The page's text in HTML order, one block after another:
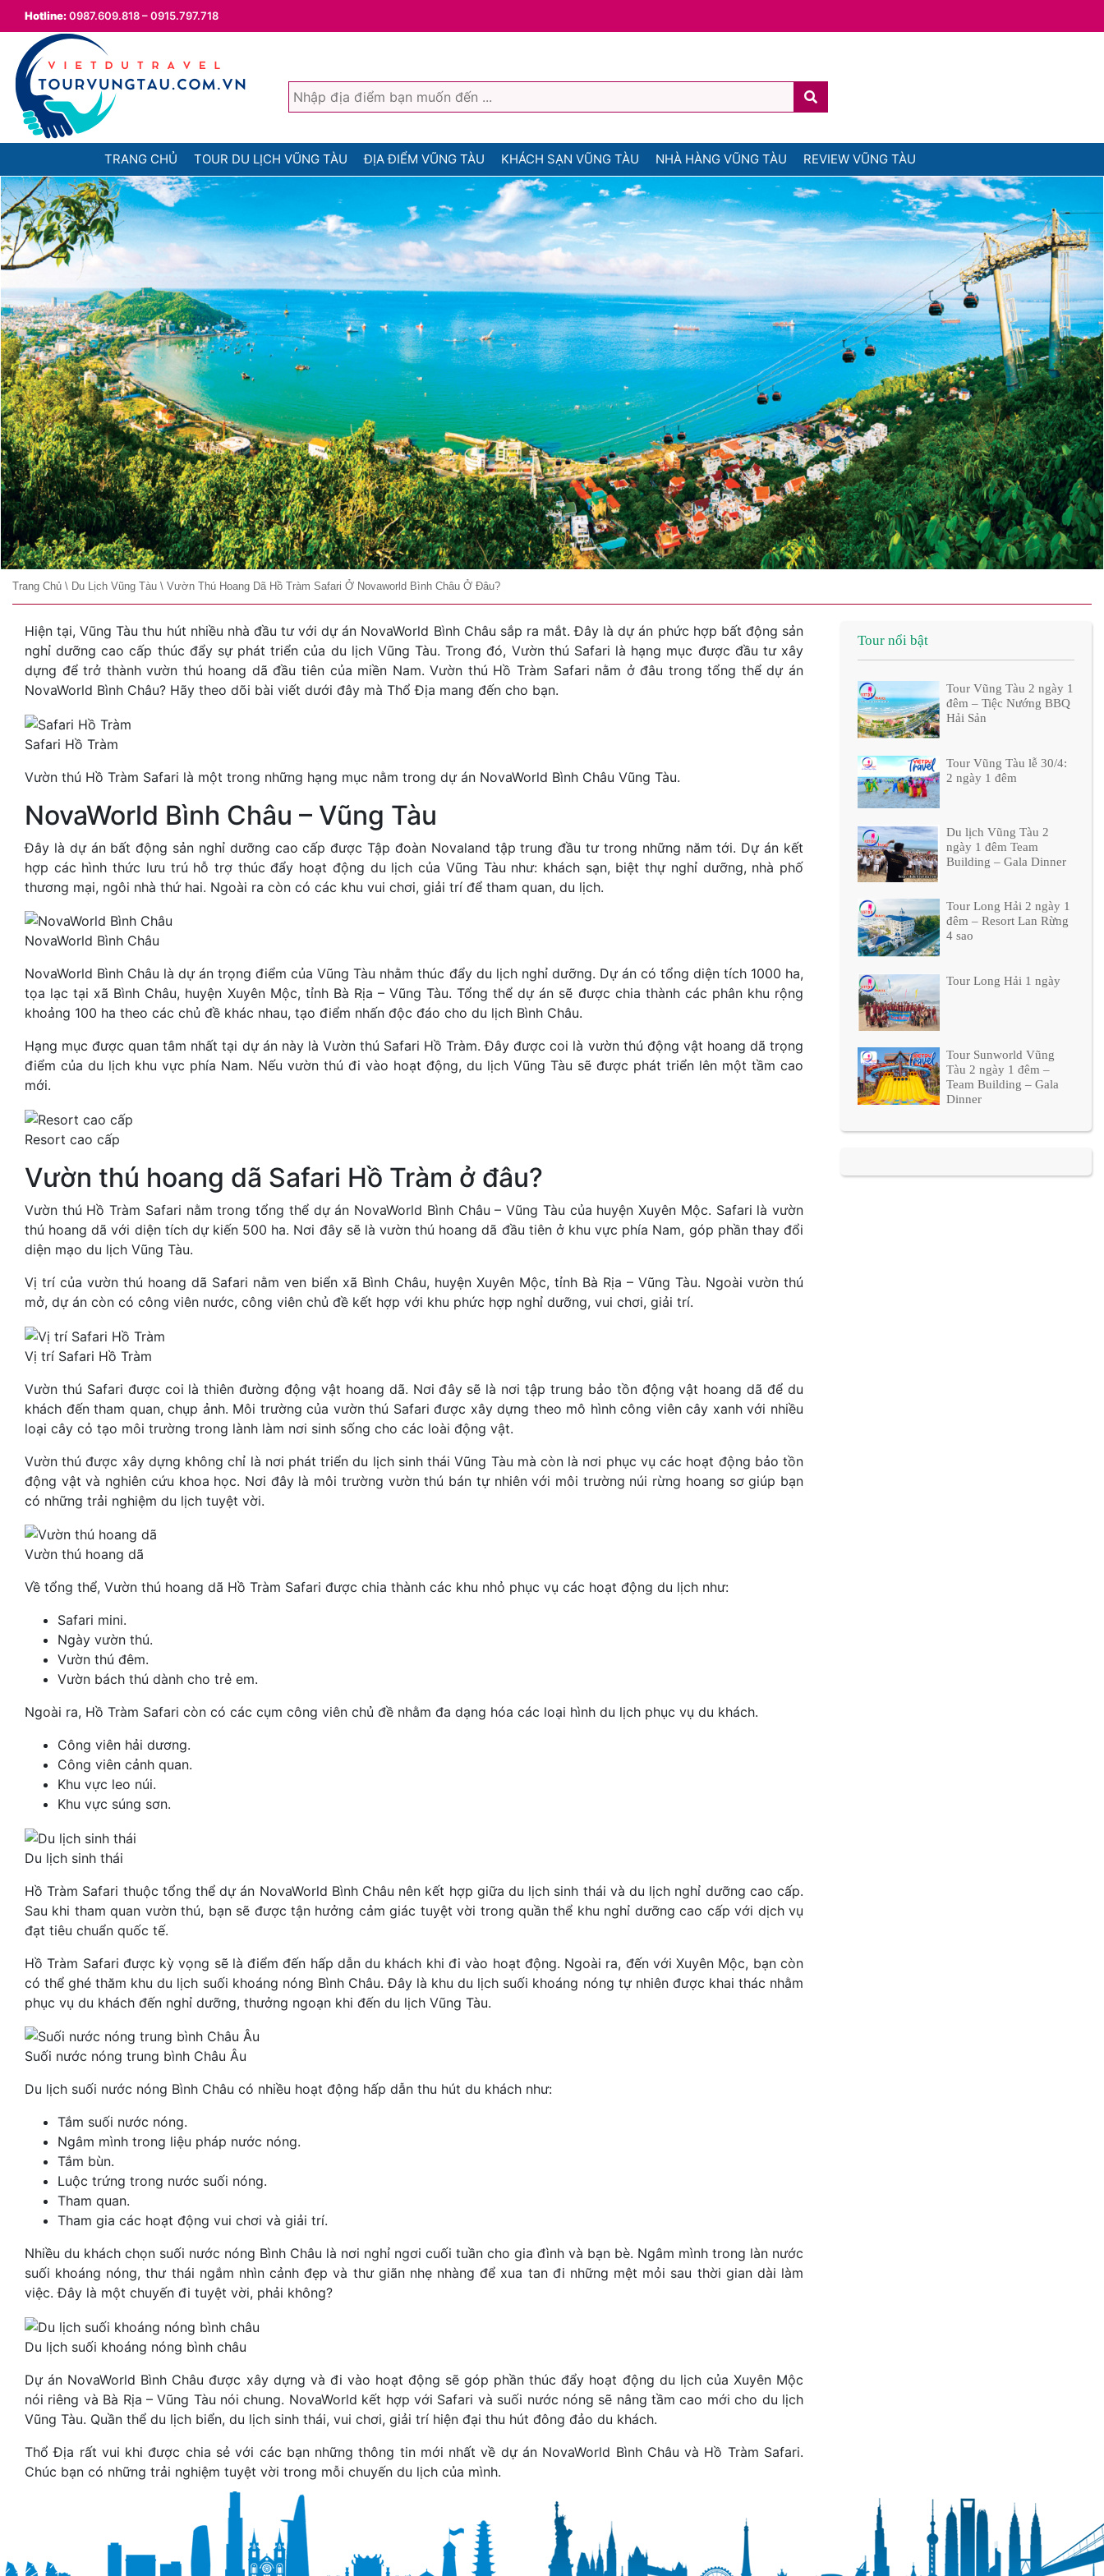
Hotline:0987.609.818 – 0915.797.718
TRANG CHỦ TOUR DU LỊCH VŨNG TÀU ĐỊA ĐIỂM VŨNG TÀU KHÁCH SẠN VŨNG TÀU NHÀ HÀNG VŨNG TÀU REVIEW VŨNG TÀU
Trang Chủ \ Du Lịch Vũng Tàu \ Vườn Thú Hoang Dã Hồ Tràm Safari Ở Novaworld Bình Châu Ở Đâu?
Hiện tại, Vũng Tàu thu hút nhiều nhà đầu tư với dự án NovaWorld Bình Châu sắp ra mắt. Đây là dự án phức hợp bất động sản
nghỉ dưỡng cao cấp thúc đẩy sự phát triển của du lịch Vũng Tàu. Trong đó, Vườn thú Safari là hạng mục được đầu tư xây
dựng để trở thành vườn thú hoang dã đầu tiên của miền Nam. Vườn thú Hồ Tràm Safari nằm ở đâu trong tổng thể dự án
NovaWorld Bình Châu? Hãy theo dõi bài viết dưới đây mà Thổ Địa mang đến cho bạn.
Safari Hồ Tràm
Vườn thú Hồ Tràm Safari là một trong những hạng mục nằm trong dự án NovaWorld Bình Châu Vũng Tàu.
NovaWorld Bình Châu – Vũng Tàu
Đây là dự án bất động sản nghỉ dưỡng cao cấp được Tập đoàn Novaland tập trung đầu tư trong những năm tới. Dự án kết
hợp các hình thức lưu trú hỗ trợ thúc đẩy hoạt động du lịch của Vũng Tàu như: khách sạn, biệt thự nghỉ dưỡng, nhà phố
thương mại, ngôi nhà thứ hai. Ngoài ra còn có các khu vui chơi, giải trí để tham quan, du lịch.
NovaWorld Bình Châu
NovaWorld Bình Châu là dự án trọng điểm của Vũng Tàu nhằm thúc đẩy du lịch nghỉ dưỡng. Dự án có tổng diện tích 1000 ha,
tọa lạc tại xã Bình Châu, huyện Xuyên Mộc, tỉnh Bà Rịa – Vũng Tàu. Tổng thể dự án sẽ được chia thành các phân khu rộng
khoảng 100 ha theo các chủ đề khác nhau, tạo điểm nhấn độc đáo cho du lịch Bình Châu.
Hạng mục được quan tâm nhất tại dự án này là Vườn thú Safari Hồ Tràm. Đây được coi là vườn thú động vật hoang dã trọng
điểm của du lịch khu vực phía Nam. Nếu vườn thú đi vào hoạt động, du lịch Vũng Tàu sẽ được phát triển lên một tầm cao
mới.
Resort cao cấp
Vườn thú hoang dã Safari Hồ Tràm ở đâu?
Vườn thú Hồ Tràm Safari nằm trong tổng thể dự án NovaWorld Bình Châu – Vũng Tàu của huyện Xuyên Mộc. Safari là vườn
thú hoang dã với diện tích dự kiến ​​500 ha. Nơi đây sẽ là vườn thú hoang dã đầu tiên ở khu vực phía Nam, góp phần thay đổi
diện mạo du lịch Vũng Tàu.
Vị trí của vườn thú hoang dã Safari nằm ven biển xã Bình Châu, huyện Xuyên Mộc, tỉnh Bà Rịa – Vũng Tàu. Ngoài vườn thú
mở, dự án còn có công viên nước, công viên chủ đề kết hợp với khu phức hợp nghỉ dưỡng, vui chơi, giải trí.
Vị trí Safari Hồ Tràm
Vườn thú Safari được coi là thiên đường động vật hoang dã. Nơi đây sẽ là nơi tập trung bảo tồn động vật hoang dã để du
khách đến tham quan, chụp ảnh. Môi trường của vườn thú Safari được xây dựng theo mô hình công viên cây xanh với nhiều
loại cây cỏ tạo môi trường trong lành làm nơi sinh sống cho các loài động vật.
Vườn thú được xây dựng không chỉ là nơi phát triển du lịch sinh thái Vũng Tàu mà còn là nơi phục vụ các hoạt động bảo tồn
động vật và nghiên cứu khoa học. Nơi đây là môi trường vườn thú bán tự nhiên với môi trường núi rừng hoang sơ giúp bạn
có những trải nghiệm du lịch tuyệt vời.
Vườn thú hoang dã
Về tổng thể, Vườn thú hoang dã Hồ Tràm Safari được chia thành các khu nhỏ phục vụ các hoạt động du lịch như:
Safari mini.
Ngày vườn thú.
Vườn thú đêm.
Vườn bách thú dành cho trẻ em.
Ngoài ra, Hồ Tràm Safari còn có các cụm công viên chủ đề nhằm đa dạng hóa các loại hình du lịch phục vụ du khách.
Công viên hải dương.
Công viên cảnh quan.
Khu vực leo núi.
Khu vực súng sơn.
Du lịch sinh thái
Hồ Tràm Safari thuộc tổng thể dự án NovaWorld Bình Châu nên kết hợp giữa du lịch sinh thái và du lịch nghỉ dưỡng cao cấp.
Sau khi tham quan vườn thú, bạn sẽ được tận hưởng cảm giác tuyệt vời trong quần thể khu nghỉ dưỡng cao cấp với dịch vụ
đạt tiêu chuẩn quốc tế.
Hồ Tràm Safari được kỳ vọng sẽ là điểm đến hấp dẫn du khách khi đi vào hoạt động. Ngoài ra, đến với Xuyên Mộc, bạn còn
có thể ghé thăm khu du lịch suối khoáng nóng Bình Châu. Đây là khu du lịch suối khoáng nóng tự nhiên được khai thác nhằm
phục vụ du khách đến nghỉ dưỡng, thưởng ngoạn khi đến du lịch Vũng Tàu.
Suối nước nóng trung bình Châu Âu
Du lịch suối nước nóng Bình Châu có nhiều hoạt động hấp dẫn thu hút du khách như:
Tắm suối nước nóng.
Ngâm mình trong liệu pháp nước nóng.
Tắm bùn.
Luộc trứng trong nước suối nóng.
Tham quan.
Tham gia các hoạt động vui chơi và giải trí.
Nhiều du khách chọn suối nước nóng Bình Châu là nơi nghỉ ngơi cuối tuần cho gia đình và bạn bè. Ngâm mình trong làn nước
suối khoáng nóng, thư thái ngắm nhìn cảnh đẹp và thư giãn nhẹ nhàng để xua tan đi những mệt mỏi sau thời gian dài làm
việc. Đây là một chuyến đi tuyệt vời, phải không?
Du lịch suối khoáng nóng bình châu
Dự án NovaWorld Bình Châu được xây dựng và đi vào hoạt động sẽ góp phần thúc đẩy hoạt động du lịch của Xuyên Mộc
nói riêng và Bà Rịa – Vũng Tàu nói chung. NovaWorld kết hợp với Safari và suối nước nóng sẽ nâng tầm cao mới cho du lịch
Vũng Tàu. Quần thể du lịch biển, du lịch sinh thái, vui chơi, giải trí hiện đại thu hút đông đảo du khách.
Thổ Địa rất vui khi được chia sẻ với các bạn những thông tin mới nhất về dự án NovaWorld Bình Châu và Hồ Tràm Safari.
Chúc bạn có những trải nghiệm tuyệt vời trong mỗi chuyến du lịch của mình.
Tour nổi bật
Tour Vũng Tàu 2 ngày 1
đêm – Tiệc Nướng BBQ
Hải Sản
Tour Vũng Tàu lễ 30/4:
2 ngày 1 đêm
Du lịch Vũng Tàu 2
ngày 1 đêm Team
Building – Gala Dinner
Tour Long Hải 2 ngày 1
đêm – Resort Lan Rừng
4 sao
Tour Long Hải 1 ngày
Tour Sunworld Vũng
Tàu 2 ngày 1 đêm –
Team Building – Gala
Dinner